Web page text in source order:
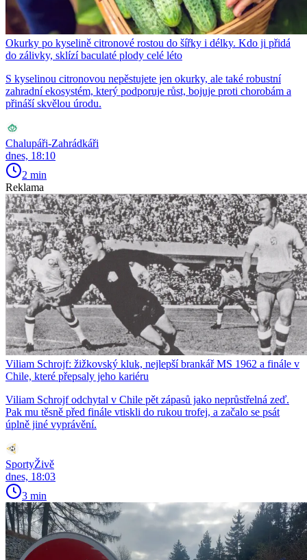
Okurky po kyselině citronové rostou do šířky i délky. Kdo ji přidá
do zálivky, sklízí baculaté plody celé léto
S kyselinou citronovou nepěstujete jen okurky, ale také robustní
zahradní ekosystém, který podporuje růst, bojuje proti chorobám a
přináší skvělou úrodu.
Chalupáři-Zahrádkáři
dnes, 18:10
2 min
Reklama
Viliam Schrojf: žižkovský kluk, nejlepší brankář MS 1962 a finále v
Chile, které přepsaly jeho kariéru
Viliam Schrojf odchytal v Chile pět zápasů jako neprůstřelná zeď.
Pak mu těsně před finále vtiskli do rukou trofej, a začalo se psát
úplně jiné vyprávění.
SportyŽivě
dnes, 18:03
3 min